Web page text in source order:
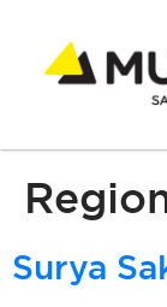
Surya